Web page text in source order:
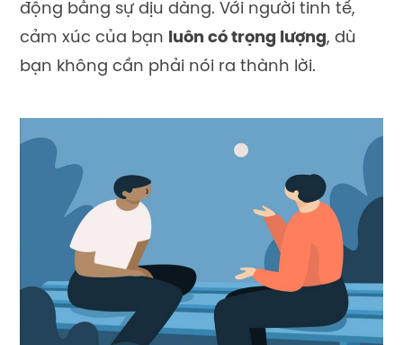
động bằng sự dịu dàng. Với người tinh tế,
cảm xúc của bạn luôn có trọng lượng, dù
bạn không cần phải nói ra thành lời.